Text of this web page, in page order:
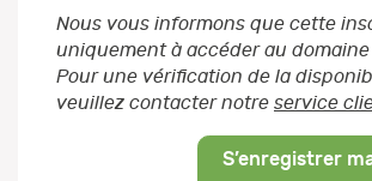
Nous vous informons que cette
uniquement à accéder au
Pour une vérification de la
veuillez contacter notre service
S’enregistrer